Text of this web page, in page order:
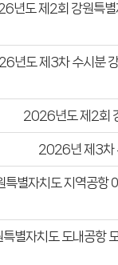
년도 제2회 강원특별
년도 제3차 수시분
2026년도 제2회
2026년 제3차
특별자치도 지역공항
특별자치도 도내공항